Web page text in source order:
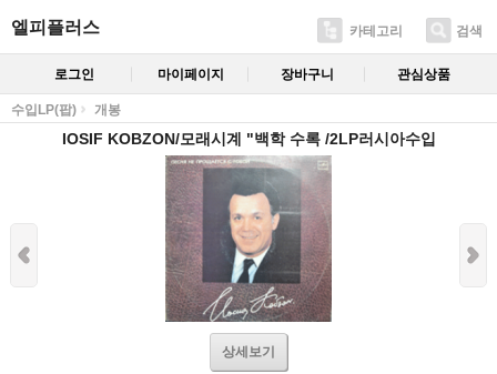
엘피플러스 카테고리 검색
로그인 마이페이지 장바구니 관심상품
수입LP(팝) 개봉
IOSIF KOBZON/모래시계 "백학 수록 /2LP러시아수입
상세보기